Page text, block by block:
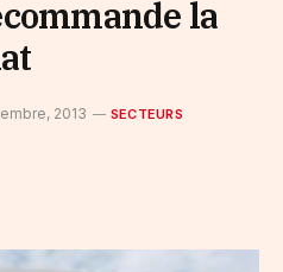
la
2013 SECTEURS